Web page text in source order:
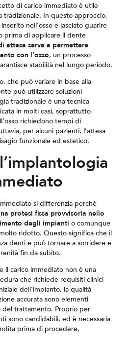
di carico immediato è utile
tradizionale. In questo approccio,
nell’osso e lasciato guarire
prima di applicare il dente
attesa serve a permettere
con l’osso, un processo
stabilità nel lungo periodo.
che può variare in base alla
può utilizzare soluzioni
tradizionale è una tecnica
in molti casi, soprattutto
richiedono tempi di
per alcuni pazienti, l’attesa
funzionale ed estetico.
si differenzia perché
protesi fissa provvisoria nello
degli impianti o comunque
ridotto. Questo significa che il
denti e può tornare a sorridere e
fin da subito.
il carico immediato non è una
che richiede requisiti clinici
dell’impianto, la qualità
accurata sono elementi
del trattamento. Proprio per
sono candidabili, ed è necessaria
prima di procedere.